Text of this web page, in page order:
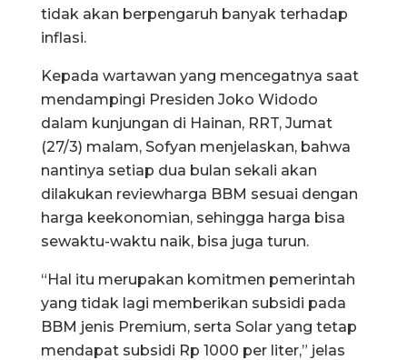
tidak akan berpengaruh banyak terhadap
inflasi.
Kepada wartawan yang mencegatnya saat
mendampingi Presiden Joko Widodo
dalam kunjungan di Hainan, RRT, Jumat
(27/3) malam, Sofyan menjelaskan, bahwa
nantinya setiap dua bulan sekali akan
dilakukan reviewharga BBM sesuai dengan
harga keekonomian, sehingga harga bisa
sewaktu-waktu naik, bisa juga turun.
“Hal itu merupakan komitmen pemerintah
yang tidak lagi memberikan subsidi pada
BBM jenis Premium, serta Solar yang tetap
mendapat subsidi Rp 1000 per liter,” jelas